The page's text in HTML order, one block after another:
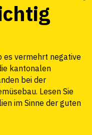
es vermehrt negative
kantonalen
bei der
Lesen Sie
im Sinne der guten